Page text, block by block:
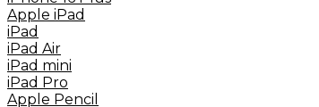
Apple iPad
iPad
iPad Air
iPad mini
iPad Pro
Apple Pencil